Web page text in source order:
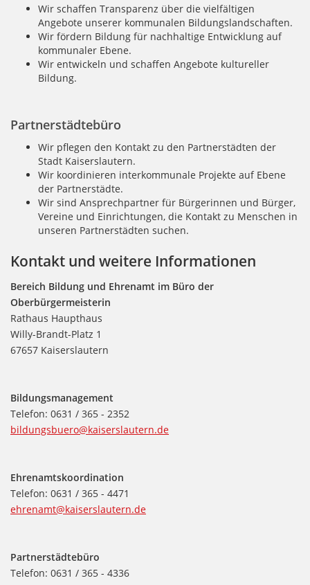
Wir schaffen Transparenz über die vielfältigen
Angebote unserer kommunalen Bildungslandschaften.
Wir fördern Bildung für nachhaltige Entwicklung auf
kommunaler Ebene.
Wir entwickeln und schaffen Angebote kultureller
Bildung.
Partnerstädtebüro
Wir pflegen den Kontakt zu den Partnerstädten der
Stadt Kaiserslautern.
Wir koordinieren interkommunale Projekte auf Ebene
der Partnerstädte.
Wir sind Ansprechpartner für Bürgerinnen und Bürger,
Vereine und Einrichtungen, die Kontakt zu Menschen in
unseren Partnerstädten suchen.
Kontakt und weitere Informationen
Bereich Bildung und Ehrenamt im Büro der
Oberbürgermeisterin
Rathaus Haupthaus
Willy-Brandt-Platz 1
67657 Kaiserslautern
Bildungsmanagement
Telefon: 0631 / 365 - 2352
bildungsbuero@kaiserslautern.de
Ehrenamtskoordination
Telefon: 0631 / 365 - 4471
ehrenamt@kaiserslautern.de
Partnerstädtebüro
Telefon: 0631 / 365 - 4336